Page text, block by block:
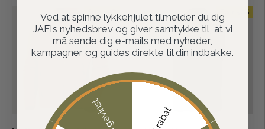
Spar 50% Spar 50%
Ved at spinne lykkehjulet tilmelder du dig
JAFIs nyhedsbrev og giver samtykke til, at vi
må sende dig e-mails med nyheder,
kampagner og guides direkte til din indbakke.